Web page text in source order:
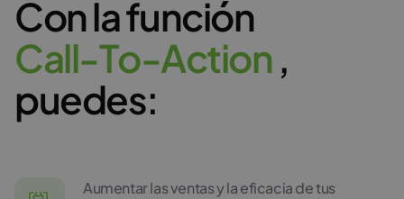
Con la función
Call-To-Action ,
puedes:
Aumentar las ventas y la eficacia de tus